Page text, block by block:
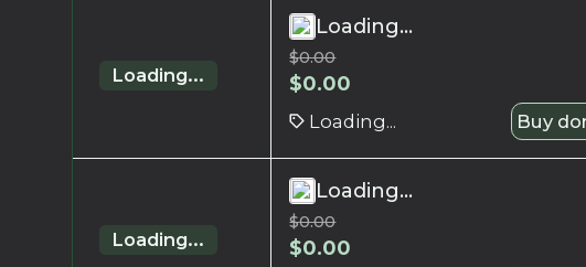
Loading...
Loading...
$0.00
$0.00
Loading... Buy
Loading...
Loading...
$0.00
$0.00